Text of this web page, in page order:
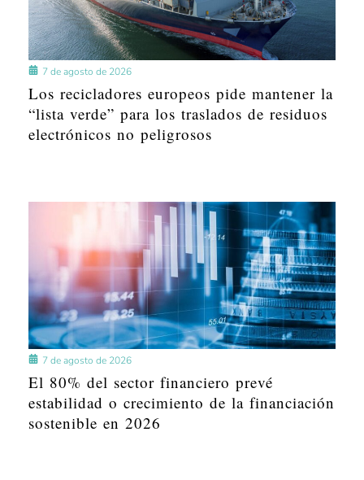
7 de agosto de 2026
Los recicladores europeos pide mantener la
“lista verde” para los traslados de residuos
electrónicos no peligrosos
7 de agosto de 2026
El 80% del sector financiero prevé
estabilidad o crecimiento de la financiación
sostenible en 2026